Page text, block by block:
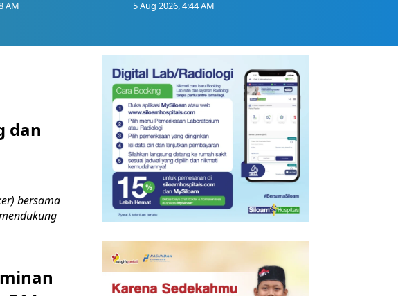
AM 5 Aug 2026, 4:44 AM
dan
bersama